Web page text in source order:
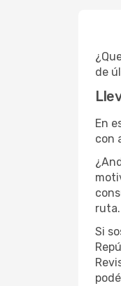
de
En
con
ruta.
Si